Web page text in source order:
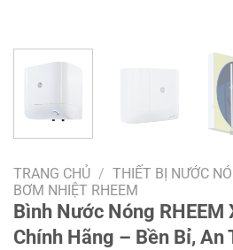
TRANG CHỦ / THIẾT BỊ NƯỚC
BƠM NHIỆT RHEEM
Bình Nước Nóng RHEEM
Chính Hãng – Bền Bỉ, An